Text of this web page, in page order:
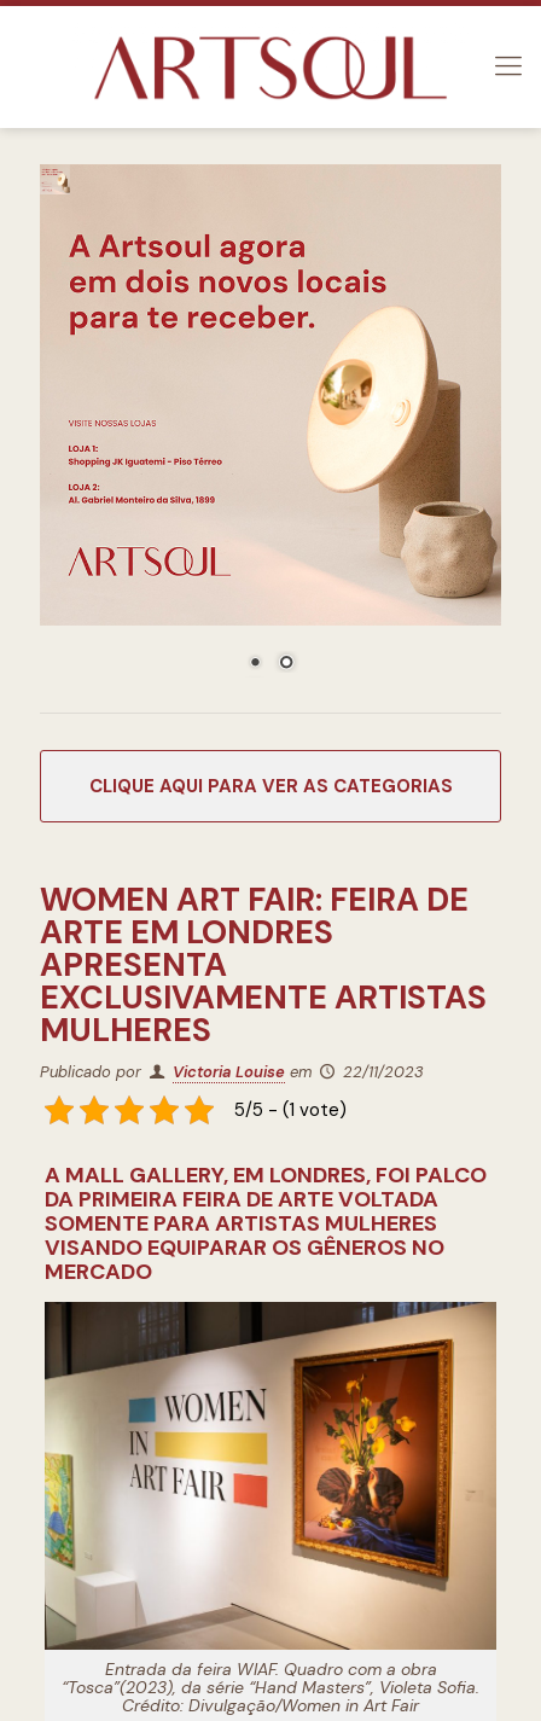
WOMEN ART FAIR: FEIRA DE
ARTE EM LONDRES
APRESENTA
EXCLUSIVAMENTE ARTISTAS
MULHERES
Publicado por Victoria Louise em 22/11/2023
5/5 - (1 vote)
A MALL GALLERY, EM LONDRES, FOI PALCO
DA PRIMEIRA FEIRA DE ARTE VOLTADA
SOMENTE PARA ARTISTAS MULHERES
VISANDO EQUIPARAR OS GÊNEROS NO
MERCADO
Entrada da feira WIAF. Quadro com a obra
“Tosca”(2023), da série “Hand Masters”, Violeta Sofia.
Crédito: Divulgação/Women in Art Fair
CATEGORIAS